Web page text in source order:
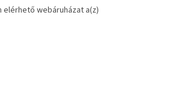
elérhető webáruházat a(z)